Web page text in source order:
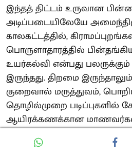
இந்தத் திட்டம் உருவான
அடிப்படையிலேயே
காலகட்டத்தில்,
பொருளாதாரத்தில்
உயர்கல்வி என்பது
இருந்தது. திறமை
குறைவால் மருத்துவம்,
தொழில்முறை படிப்புகளில்
ஆயிரக்கணக்கான
இழந்தனர்.